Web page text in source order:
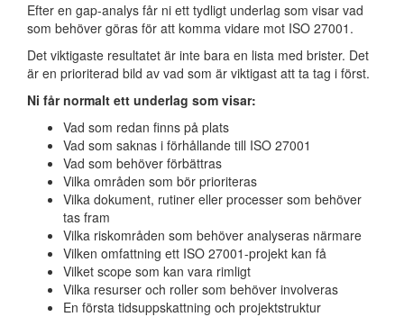
Efter en gap-analys får ni ett tydligt underlag som visar vad
som behöver göras för att komma vidare mot ISO 27001.
Det viktigaste resultatet är inte bara en lista med brister. Det
är en prioriterad bild av vad som är viktigast att ta tag i först.
Ni får normalt ett underlag som visar:
Vad som redan finns på plats
Vad som saknas i förhållande till ISO 27001
Vad som behöver förbättras
Vilka områden som bör prioriteras
Vilka dokument, rutiner eller processer som behöver
tas fram
Vilka riskområden som behöver analyseras närmare
Vilken omfattning ett ISO 27001-projekt kan få
Vilket scope som kan vara rimligt
Vilka resurser och roller som behöver involveras
En första tidsuppskattning och projektstruktur